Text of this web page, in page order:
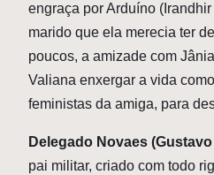
engraça por Arduíno
marido que ela merecia ter
poucos, a amizade com
Valiana enxergar a vida
feministas da amiga, para
Delegado Novaes
pai militar, criado com todo